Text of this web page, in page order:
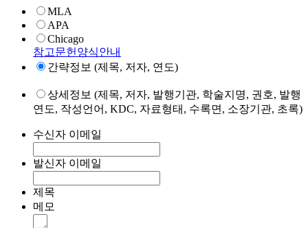
MLA
APA
Chicago
참고문헌양식안내
간략정보 (제목, 저자, 연도)
상세정보 (제목, 저자, 발행기관, 학술지명, 권호, 발행
연도, 작성언어, KDC, 자료형태, 수록면, 소장기관, 초록)
수신자 이메일
발신자 이메일
제목
메모